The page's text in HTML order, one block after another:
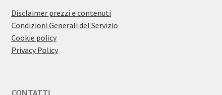
Disclaimer prezzi e contenuti
Condizioni Generali del Servizio
Cookie policy
Privacy Policy